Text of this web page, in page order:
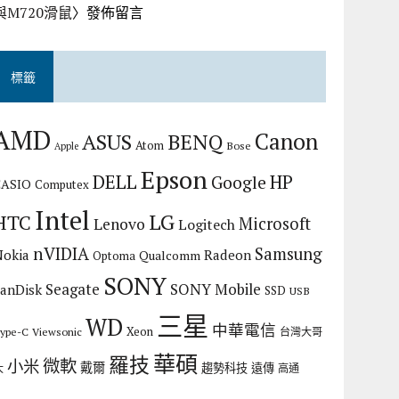
M720滑鼠〉發佈留言
標籤
Apple ASUS Atom BENQ Bose Canon
Computex DELLEpson Google HP
Intel Lenovo LGLogitechMicrosoft
nVIDIA Optoma Qualcomm Radeon Samsung
Seagate SONY SONY Mobile SSD USB
C Viewsonic WD Xeon 三星 中華電信 台灣大哥
小米微軟 戴爾 羅技華碩 趨勢科技 遠傳 高通